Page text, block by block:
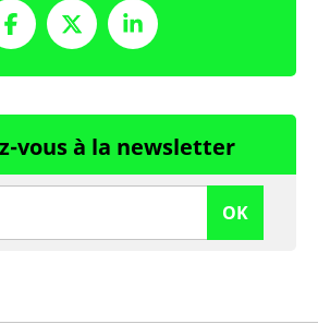
vous à la newsletter
OK